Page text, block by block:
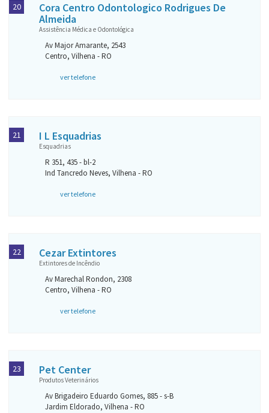
Cora Centro Odontologico Rodrigues De
Almeida
Assistência Médica e Odontológica
Av Major Amarante, 2543
Centro, Vilhena - RO
ver telefone
20
I L Esquadrias
Esquadrias
R 351, 435 - bl-2
Ind Tancredo Neves, Vilhena - RO
ver telefone
21
Cezar Extintores
Extintores de Incêndio
Av Marechal Rondon, 2308
Centro, Vilhena - RO
ver telefone
22
Pet Center
Produtos Veterinários
Av Brigadeiro Eduardo Gomes, 885 - s-B
Jardim Eldorado, Vilhena - RO
23